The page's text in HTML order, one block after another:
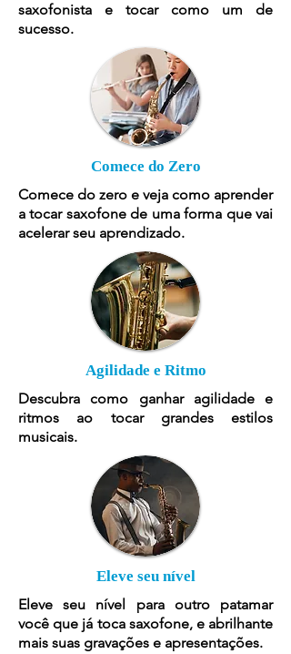
saxofonista e tocar como um de
sucesso.
Comece do Zero
Comece do zero e veja como aprender
a tocar saxofone de uma forma que vai
acelerar seu aprendizado.
Agilidade e Ritmo
Descubra como ganhar agilidade e
ritmos ao tocar grandes estilos
musicais.
Eleve seu nível
Eleve seu nível para outro patamar
você que já toca saxofone, e abrilhante
mais suas gravações e apresentações.